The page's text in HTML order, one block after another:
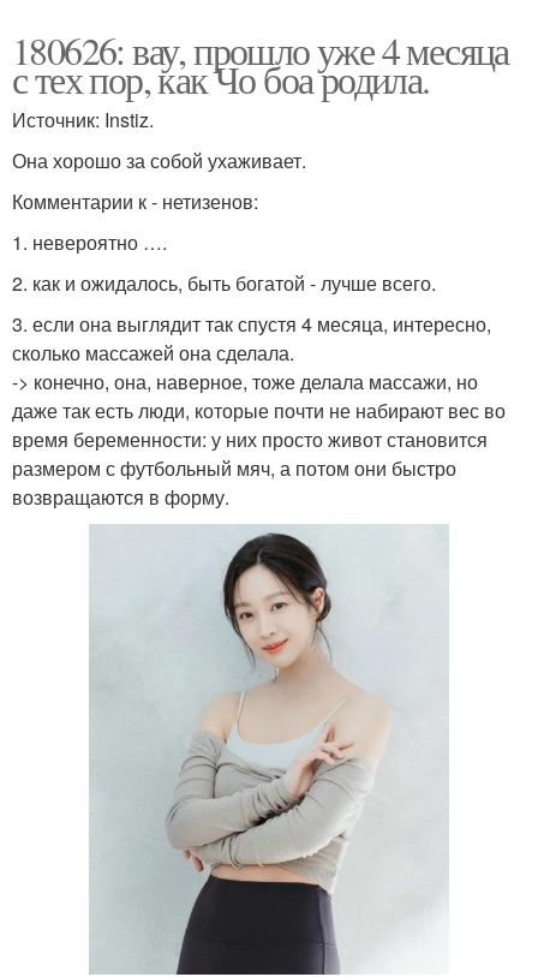
180626: вау, прошло уже 4 месяца
с тех пор, как Чо боа родила.
Источник: Instiz.
Она хорошо за собой ухаживает.
Комментарии к - нетизенов:
1. невероятно ….
2. как и ожидалось, быть богатой - лучше всего.
3. если она выглядит так спустя 4 месяца, интересно,
сколько массажей она сделала.
-> конечно, она, наверное, тоже делала массажи, но
даже так есть люди, которые почти не набирают вес во
время беременности: у них просто живот становится
размером с футбольный мяч, а потом они быстро
возвращаются в форму.